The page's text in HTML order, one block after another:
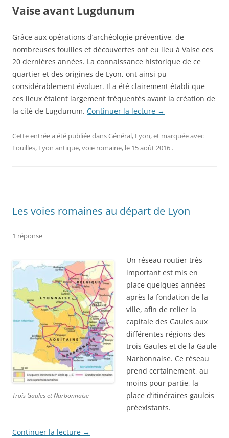
Vaise avant Lugdunum
Grâce aux opérations d’archéologie préventive, de
nombreuses fouilles et découvertes ont eu lieu à Vaise ces
20 dernières années. La connaissance historique de ce
quartier et des origines de Lyon, ont ainsi pu
considérablement évoluer. Il a été clairement établi que
ces lieux étaient largement fréquentés avant la création de
la cité de Lugdunum. Continuer la lecture →
Cette entrée a été publiée dansGénéral, Lyon, et marquée avec
Fouilles, Lyon antique,voie romaine, le 15 août 2016 .
Les voies romaines au départ de Lyon
1 réponse
Trois Gaules et Narbonnaise
Un réseau routier très
important est mis en
place quelques années
après la fondation de la
ville, afin de relier la
capitale des Gaules aux
différentes régions des
trois Gaules et de la Gaule
Narbonnaise. Ce réseau
prend certainement, au
moins pour partie, la
place d’itinéraires gaulois
préexistants.
Continuer la lecture →